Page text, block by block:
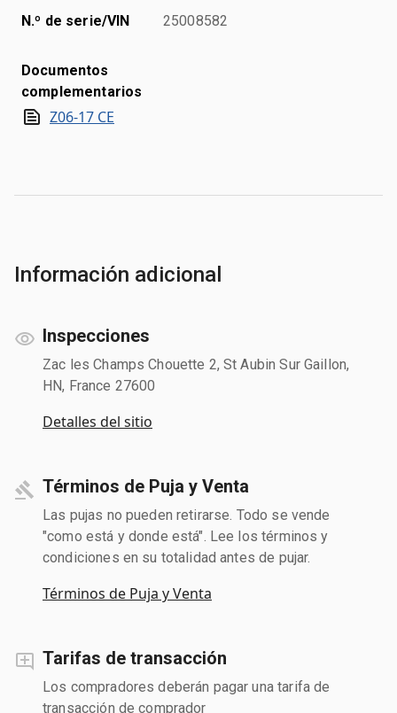
N.º de serie/VIN 25008582
Documentos
complementarios
Z06-17 CE
Información adicional
Inspecciones
Zac les Champs Chouette 2, St Aubin Sur Gaillon,
HN, France 27600
Detalles del sitio
Términos de Puja y Venta
Las pujas no pueden retirarse. Todo se vende
"como está y donde está". Lee los términos y
condiciones en su totalidad antes de pujar.
Términos de Puja y Venta
Tarifas de transacción
Los compradores deberán pagar una tarifa de
transacción de comprador